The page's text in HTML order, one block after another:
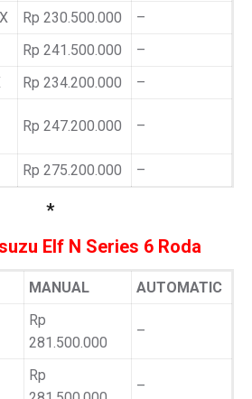
Rp 230.500.000
–
Rp 241.500.000
–
Rp 234.200.000
–
Rp 247.200.000 –
Rp 275.200.000 –
*
Elf N Series 6 Roda
MANUAL AUTOMATIC
Rp
281.500.000
–
Rp
–